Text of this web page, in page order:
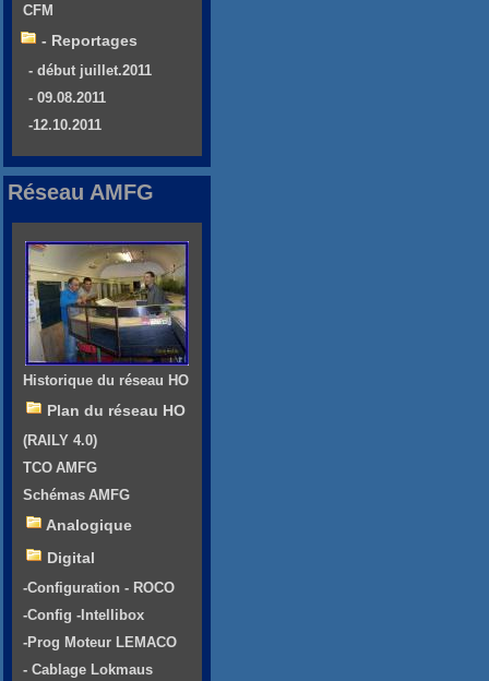
CFM
- Reportages
- début juillet.2011
- 09.08.2011
-12.10.2011
Réseau AMFG
Historique du réseau HO
Plan du réseau HO
(RAILY 4.0)
TCO AMFG
Schémas AMFG
Analogique
Digital
-Configuration - ROCO
-Config -Intellibox
-Prog Moteur LEMACO
- Cablage Lokmaus